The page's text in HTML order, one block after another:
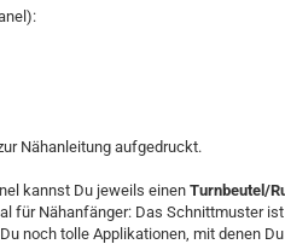
Nähanleitung aufgedruckt.
kannst Du jeweils einenTurnbeutel/
für Nähanfänger: Das Schnittmuster
noch tolle Applikationen, mit denen